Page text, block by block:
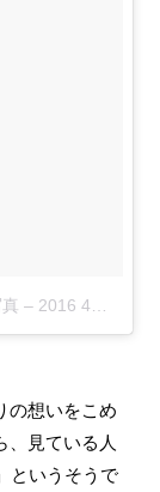
– 2016 4月 21 5:58午前 PDT
の想いをこめ
、見ている人
」というそうで